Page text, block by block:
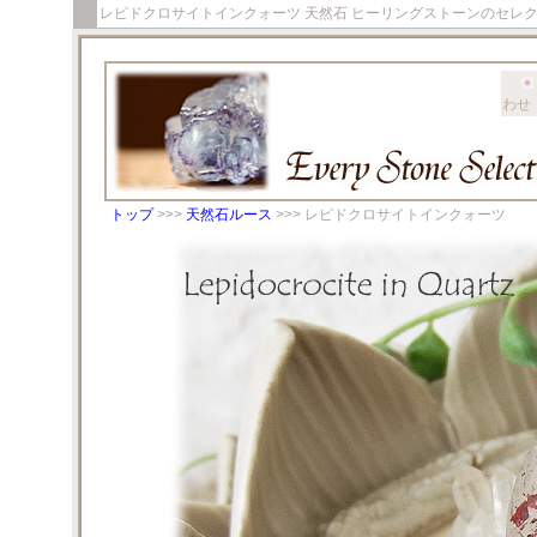
レピドクロサイトインクォーツ 天然石 ヒーリングストーンのセ
わせ
トップ>>> 天然石ルース >>> レピドクロサイトインクォーツ